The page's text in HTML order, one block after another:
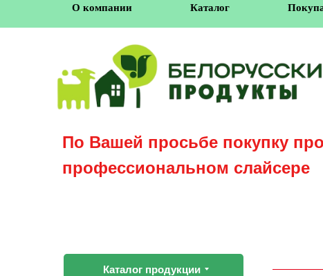
О компании Каталог
По Вашей просьбе покупку
профессиональном слайсере
Каталог продукции